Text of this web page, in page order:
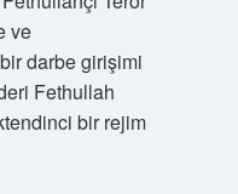
ve
darbe girişimi
Fethullah
bir rejim